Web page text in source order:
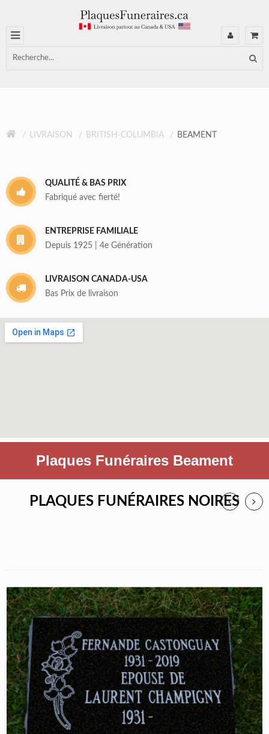
LIVRAISON BRITISH-COLUMBIA BEAMENT
QUALITÉ & BAS PRIX
Fabriqué avec fierté!
ENTREPRISE FAMILIALE
Depuis 1925 | 4e Génération
LIVRAISON CANADA-USA
Bas Prix de livraison
Plaques Funéraires Beament
PLAQUES FUNÉRAIRES NOIRES